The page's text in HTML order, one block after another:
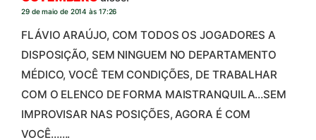
29 de maio de 2014 às 17:26
FLÁVIO ARAÚJO, COM TODOS OS JOGADORES A
DISPOSIÇÃO, SEM NINGUEM NO DEPARTAMENTO
MÉDICO, VOCÊ TEM CONDIÇÕES, DE TRABALHAR
COM O ELENCO DE FORMA MAISTRANQUILA…SEM
IMPROVISAR NAS POSIÇÕES, AGORA É COM
VOCÊ…….